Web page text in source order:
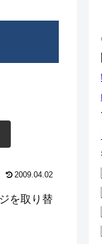
2009.04.02
を取り替